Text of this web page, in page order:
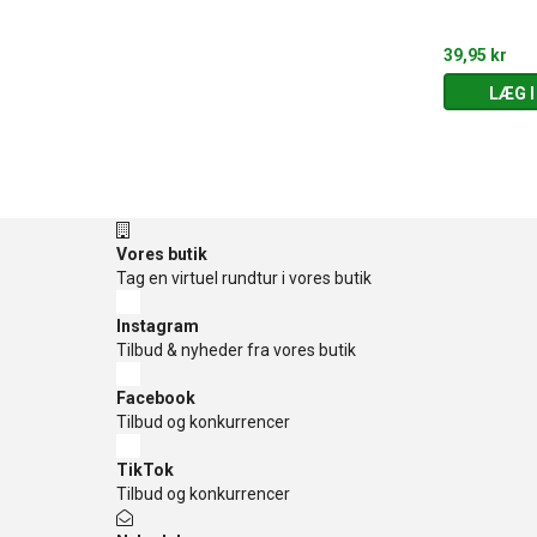
39,95 kr
LÆG I
Vores butik
Tag en virtuel rundtur i vores butik
Instagram
Tilbud & nyheder fra vores butik
Facebook
Tilbud og konkurrencer
TikTok
Tilbud og konkurrencer